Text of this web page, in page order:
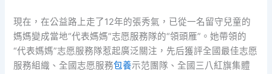
現在，在公益路上走了12年的張秀氣，已從一名留守兒童的
媽媽變成當地“代表媽媽”志愿服務隊的“領頭雁”。她帶領的
“代表媽媽”志愿服務隊惹起廣泛關注，先后獲評全國最佳志愿
服務組織、全國志愿服務包養示范團隊、全國三八紅旗集體